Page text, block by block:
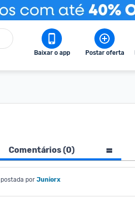
Baixar o app Postar oferta
Comentários (0)
por Juniorx